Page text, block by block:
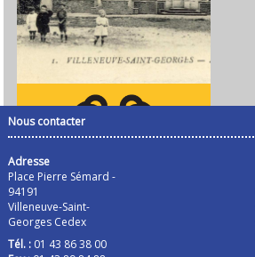
Nous contacter
Adresse
Place Pierre Sémard -
94191
Villeneuve-Saint-
Georges Cedex
Tél. :01 43 86 38 00